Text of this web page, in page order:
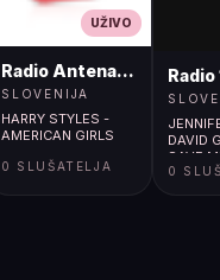
UŽIVO
Radio Antena (105.2MHz)
SLOVENIJA
HARRY STYLES -
AMERICAN GIRLS
0 SLUŠATELJA
DAVID
SAVE
0